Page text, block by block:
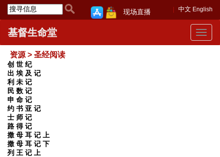
中文 English
现场直播
Toggle
基督生命堂
资源 > 圣经阅读
创 世 纪
出 埃 及 记
利 未 记
民 数 记
申 命 记
约 书 亚 记
士 师 记
路 得 记
撒 母 耳 记 上
撒 母 耳 记 下
列 王 记 上